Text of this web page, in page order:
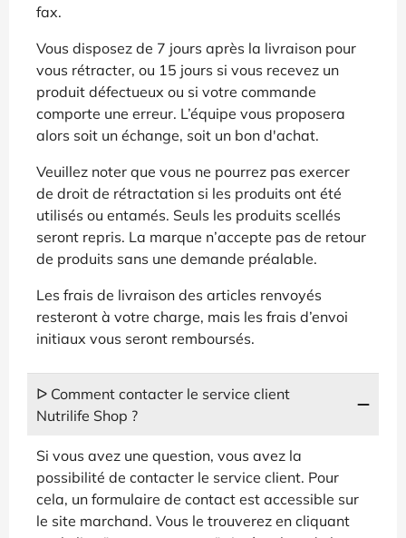
fax.
Vous disposez de 7 jours après la livraison pour
vous rétracter, ou 15 jours si vous recevez un
produit défectueux ou si votre commande
comporte une erreur. L’équipe vous proposera
alors soit un échange, soit un bon d'achat.
Veuillez noter que vous ne pourrez pas exercer
de droit de rétractation si les produits ont été
utilisés ou entamés. Seuls les produits scellés
seront repris. La marque n’accepte pas de retour
de produits sans une demande préalable.
Les frais de livraison des articles renvoyés
resteront à votre charge, mais les frais d’envoi
initiaux vous seront remboursés.
ᐅ Comment contacter le service client
Nutrilife Shop ?
Si vous avez une question, vous avez la
possibilité de contacter le service client. Pour
cela, un formulaire de contact est accessible sur
le site marchand. Vous le trouverez en cliquant